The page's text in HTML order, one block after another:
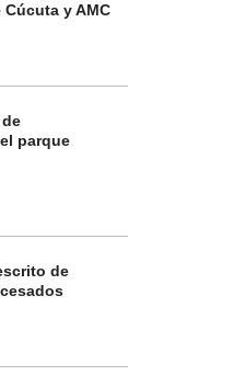
y AMC
parque
de